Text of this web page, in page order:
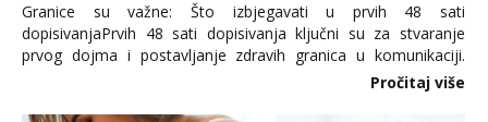
Granice su važne: Što izbjegavati u prvih 48 sati
dopisivanjaPrvih 48 sati dopisivanja ključni su za stvaranje
prvog dojma i postavljanje zdravih granica u komunikaciji.
Važno je izbjeći prebrzo otkrivanje osobnih ili intimnih
informacija, jer nepoznata osoba još nije zaslužila to
Pročitaj više